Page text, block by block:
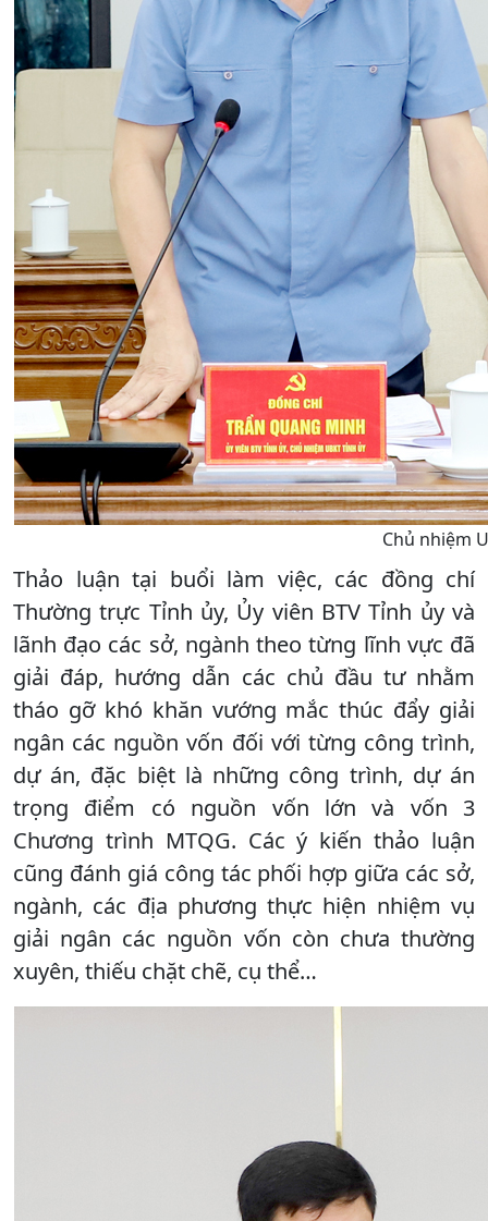
Chủ nhiệm
Thảo luận tại buổi làm việc, các đồng chí
Thường trực Tỉnh ủy, Ủy viên BTV Tỉnh ủy và
lãnh đạo các sở, ngành theo từng lĩnh vực đã
giải đáp, hướng dẫn các chủ đầu tư nhằm
tháo gỡ khó khăn vướng mắc thúc đẩy giải
ngân các nguồn vốn đối với từng công trình,
dự án, đặc biệt là những công trình, dự án
trọng điểm có nguồn vốn lớn và vốn 3
Chương trình MTQG. Các ý kiến thảo luận
cũng đánh giá công tác phối hợp giữa các sở,
ngành, các địa phương thực hiện nhiệm vụ
giải ngân các nguồn vốn còn chưa thường
xuyên, thiếu chặt chẽ, cụ thể…